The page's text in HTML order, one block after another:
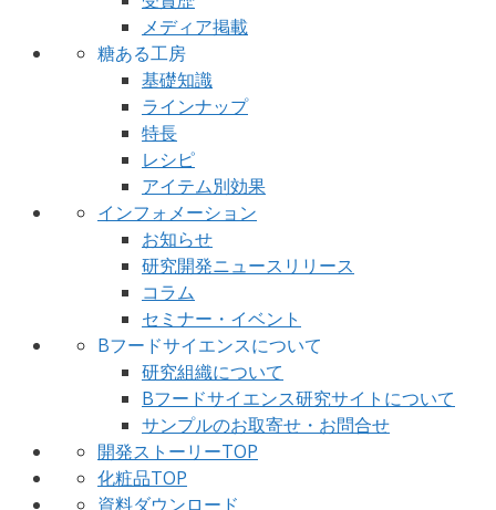
メディア掲載
糖ある工房
基礎知識
ラインナップ
特長
レシピ
アイテム別効果
インフォメーション
お知らせ
研究開発ニュースリリース
コラム
セミナー・イベント
Bフードサイエンスについて
研究組織について
Bフードサイエンス研究サイトについて
サンプルのお取寄せ・お問合せ
開発ストーリーTOP
化粧品TOP
資料ダウンロード